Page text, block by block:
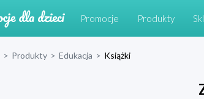
Promocje Produkty
> Produkty > Edukacja > Książki